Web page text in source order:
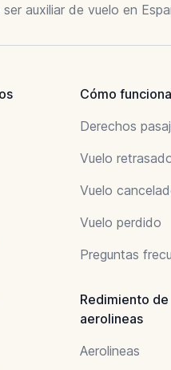
auxiliar de vuelo en
Cómo funciona
Derechos
Vuelo
Vuelo
Vuelo perdido
Preguntas
Redimiento de
aerolineas
Aerolineas